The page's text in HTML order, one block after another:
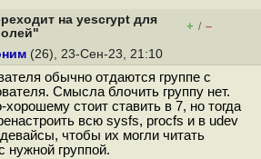
на yescrypt для
+ / –
(26), 23-Сен-23, 21:10
обычно отдаются группе с
Смысла блочить группу нет.
стоит ставить в 7, но тогда
всю sysfs, procfs и в udev
чтобы их могли читать
нужной группой.